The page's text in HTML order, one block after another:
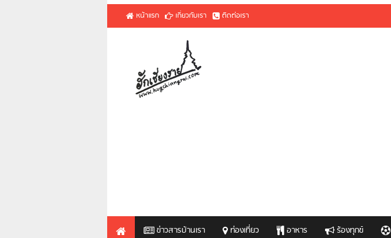
หน้าแรก เกี่ยวกับเรา ติดต่อเรา
ข่าวสารบ้านเรา ท่องเที่ยว อาหาร ร้องทุกข์